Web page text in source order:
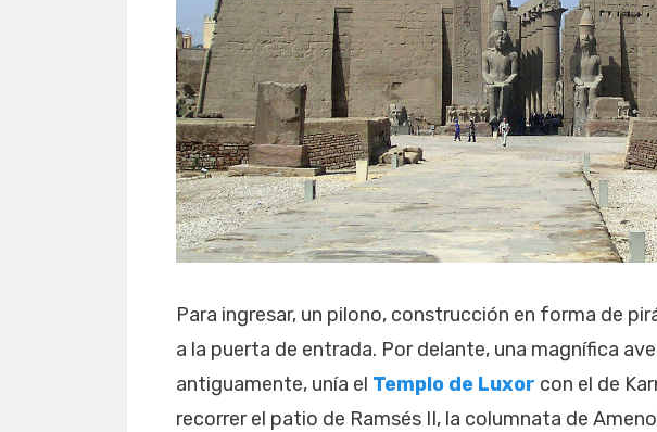
Para ingresar, un pilono, construcción en forma de
a la puerta de entrada. Por delante, una magnífica
antiguamente, unía el Templo de Luxor con el de
recorrer el patio de Ramsés II, la columnata de